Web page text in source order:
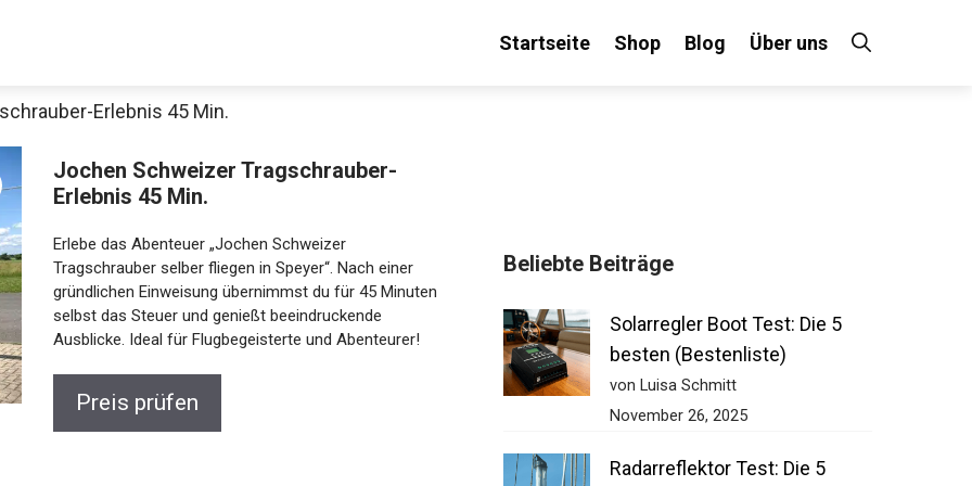
Startseite Shop Blog Über uns
Erlebnis 45 Min.
Jochen Schweizer Tragschrauber-
Erlebnis 45 Min.
Erlebe das Abenteuer „Jochen Schweizer
Tragschrauber selber fliegen in Speyer“. Nach einer
gründlichen Einweisung übernimmst du für 45
Minuten selbst das Steuer und genießt
beeindruckende Ausblicke. Ideal für Flugbegeisterte
Preis prüfen
Beliebte Beiträge
Solarregler Boot Test: Die 5
besten (Bestenliste)
von Luisa Schmitt
November 26, 2025
Radarreflektor Test: Die 5
Decathlon Sale
dir jetzt die meistverkauften Produkte im Sale bei Decathlon an!
Jetzt anschauen